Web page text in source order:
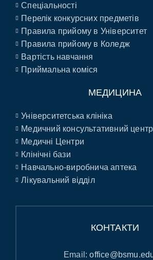
Спеціальності
Перелік конкурсних предметів
Правила прийому в Університет
Правила прийому в Коледж
Вартість навчання
Приймальна коміся
МЕДИЦИНА
Університетська клініка
Медичний консультативний центр
Медичні Центри
Клінічні бази
Навчально-виробнича аптека
Лікувальний відділ
КОНТАКТИ
Email: